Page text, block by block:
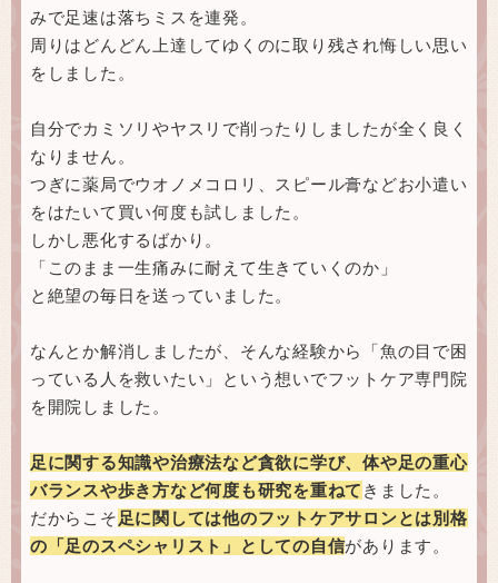
みで足速は落ちミスを連発。
周りはどんどん上達してゆくのに取り残され悔しい思い
をしました。
自分でカミソリやヤスリで削ったりしましたが全く良く
なりません。
つぎに薬局でウオノメコロリ、スピール膏などお小遣い
をはたいて買い何度も試しました。
しかし悪化するばかり。
「このまま一生痛みに耐えて生きていくのか」
と絶望の毎日を送っていました。
なんとか解消しましたが、そんな経験から「魚の目で困
っている人を救いたい」という想いでフットケア専門院
を開院しました。
足に関する知識や治療法など貪欲に学び、体や足の重心
バランスや歩き方など何度も研究を重ねて きました。
だからこそ 足に関しては他のフットケアサロンとは別格
の「足のスペシャリスト」としての自信があります。